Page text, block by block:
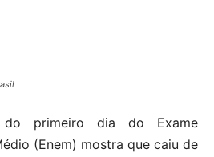
do primeiro dia do Exame
(Enem) mostra que caiu de